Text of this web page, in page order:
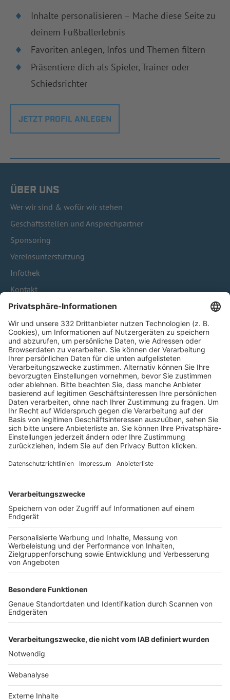
Inhalte personalisieren – Mache diese Seite zu
deinem Fußballerlebnis
Favoriten anlegen, Infos und Themen filtern
Präsentiere dich als Spieler, Trainer oder
Schiedsrichter
JETZT PROFIL ANLEGEN
ÜBER UNS
Wer wir sind & wofür wir stehen
Geschäftsstellen und Ansprechpartner
Sponsoring
Vereinsunterstützung
Infothek
Kontakt
HÄUFIG BESUCHTE SEITEN
Pässe und Vereinswechsel
Trainerausbildung
Schulungsangebot Vereinsmitarbeiter
BFV-Geschäftsstellen
Trainerbörse
Login SpielPlus
FOLGE DEM BFV
TOP-VEREINE
TOP-PARTNER
Nutzungsbedingungen Datenschutz Impressum